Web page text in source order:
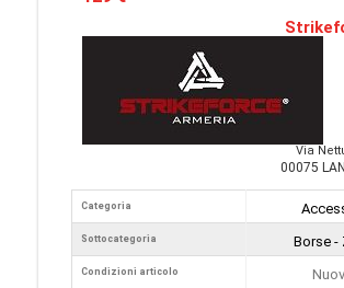
Via
00075
Categoria
Sottocategoria
Condizioni articolo
Borse -